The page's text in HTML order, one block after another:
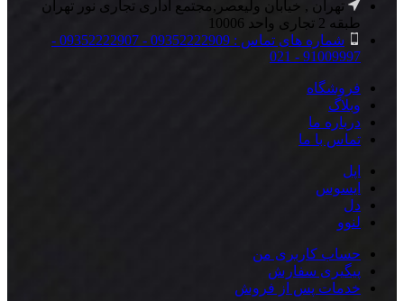
تهران , خیابان ولیعصر,مجتمع اداری تجاری نور تهران
طبقه 2 تجاری واحد 10006
شماره های تماس : 09352222909 - 09352222907 -
91009997 - 021
فروشگاه
وبلاگ
درباره ما
تماس با ما
اپل
ایسوس
دل
لنوو
حساب کاربری من
پیگیری سفارش
خدمات پس از فروش